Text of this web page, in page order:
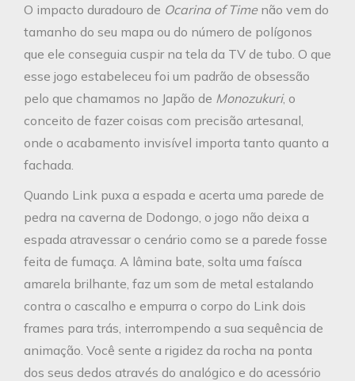
O impacto duradouro de Ocarina of Timenão vem do
tamanho do seu mapa ou do número de polígonos
que ele conseguia cuspir na tela da TV de tubo. O que
esse jogo estabeleceu foi um padrão de obsessão
pelo que chamamos no Japão de Monozukuri, o
conceito de fazer coisas com precisão artesanal,
onde o acabamento invisível importa tanto quanto a
fachada.
Quando Link puxa a espada e acerta uma parede de
pedra na caverna de Dodongo, o jogo não deixa a
espada atravessar o cenário como se a parede fosse
feita de fumaça. A lâmina bate, solta uma faísca
amarela brilhante, faz um som de metal estalando
contra o cascalho e empurra o corpo do Link dois
frames para trás, interrompendo a sua sequência de
animação. Você sente a rigidez da rocha na ponta
dos seus dedos através do analógico e do acessório